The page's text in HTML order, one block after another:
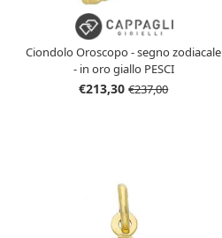
Ciondolo Oroscopo - segno zodiacale
- in oro giallo PESCI
€213,30€237,00